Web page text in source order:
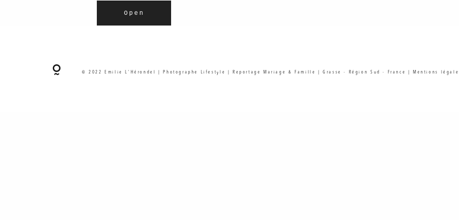
Open
© 2022 Emilie L'Hérondel | Photographe Lifestyle | Reportage Mariage & Famille | Grasse - Région Sud - France | Mentions